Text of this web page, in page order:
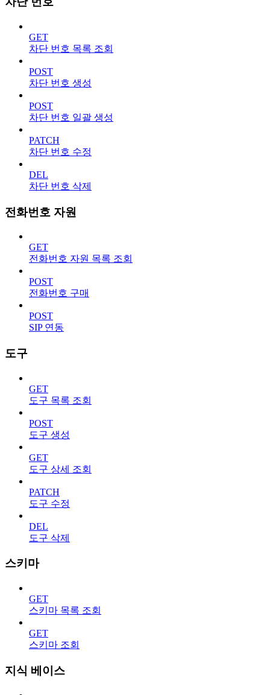
GET
차단 번호 목록 조회
POST
차단 번호 생성
POST
차단 번호 일괄 생성
PATCH
차단 번호 수정
DEL
차단 번호 삭제
전화번호 자원
GET
전화번호 자원 목록 조회
POST
전화번호 구매
POST
SIP 연동
도구
GET
도구 목록 조회
POST
도구 생성
GET
도구 상세 조회
PATCH
도구 수정
DEL
도구 삭제
스키마
GET
스키마 목록 조회
GET
스키마 조회
지식 베이스